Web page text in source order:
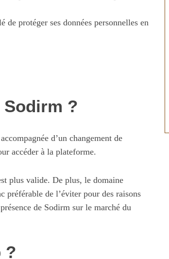
de protéger ses données personnelles en
Sodirm ?
d’un changement de
accéder à la plateforme.
plus valide. De plus, le domaine
de l’éviter pour des raisons
de Sodirm sur le marché du
?